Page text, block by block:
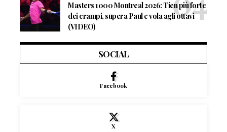
Masters 1000 Montreal 2026: Tien più forte
dei crampi, supera Paul e vola agli ottavi
(VIDEO)
SOCIAL
Facebook
X